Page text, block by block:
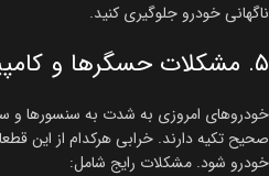
ناگهانی خودرو جلوگیری کنید.
۵. مشکلات حسگرها و کامپیوتر
خودروهای امروزی به شدت به سنسورها و
صحیح تکیه دارند. خرابی هرکدام از این
خودرو شود. مشکلات رایج شامل: